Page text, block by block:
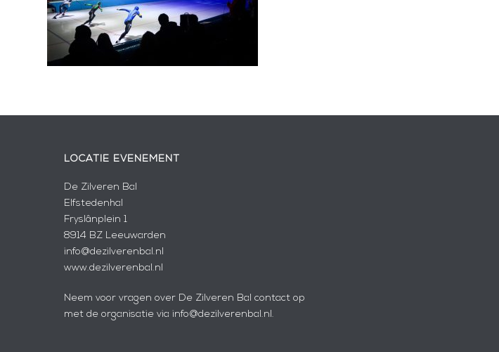
LOCATIE EVENEMENT
De Zilveren Bal
Elfstedenhal
Fryslânplein 1
8914 BZ Leeuwarden
info@dezilverenbal.nl
www.dezilverenbal.nl
Neem voor vragen over De Zilveren Bal contact op
met de organisatie via info@dezilverenbal.nl.